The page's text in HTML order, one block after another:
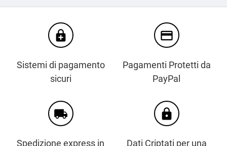
enhanced_encryption
Sistemi di pagamento
sicuri
credit_card
Pagamenti Protetti da
PayPal
local_shipping
Spedizione express in
https
Dati Criptati per una